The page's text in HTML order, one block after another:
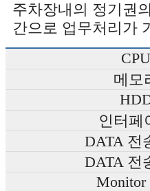
주차장내의 정기권
간으로 업무처리가
CPU
메모
인터페
DATA 전
DATA 전
Monitor